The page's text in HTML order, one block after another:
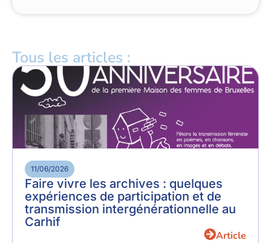
Tous les articles :
11/06/2026
Faire vivre les archives : quelques
expériences de participation et de
transmission intergénérationnelle au
Carhif
Article